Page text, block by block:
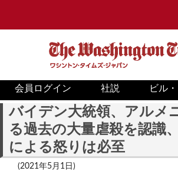
ニュース
政治
ホワイトハウス
会員ログイン 社説 ビル
バイデン大統領、アルメ
る過去の大量虐殺を認識
による怒りは必至
(2021年5月1日)